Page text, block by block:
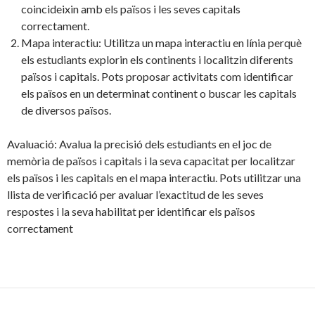
coincideixin amb els països i les seves capitals
correctament.
Mapa interactiu: Utilitza un mapa interactiu en línia perquè
els estudiants explorin els continents i localitzin diferents
països i capitals. Pots proposar activitats com identificar
els països en un determinat continent o buscar les capitals
de diversos països.
Avaluació: Avalua la precisió dels estudiants en el joc de
memòria de països i capitals i la seva capacitat per localitzar
els països i les capitals en el mapa interactiu. Pots utilitzar una
llista de verificació per avaluar l’exactitud de les seves
respostes i la seva habilitat per identificar els països
correctament